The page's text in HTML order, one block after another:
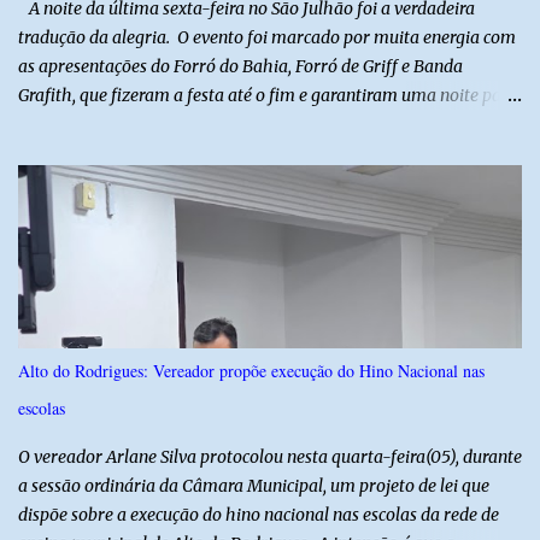
​ A noite da última sexta-feira no São Julhão foi a verdadeira
tradução da alegria. O evento foi marcado por muita energia com
as apresentações do Forró do Bahia, Forró de Griff e Banda
Grafith, que fizeram a festa até o fim e garantiram uma noite para
tradicional Quadrilha das Quengas tomou conta das ruas do Alto
com muita criatividade, alegria e irreverência, levando o público a
acompanhar cada passo desse grande cortejo que já faz parte da
identidade da festa. Entre risos, tradição e muita animação, a
Quadrilha das Quengas mostrou mais uma vez que cultura
popular também é feita de diversão e de um povo que sabe
celebrar suas raízes. ​O sucesso desta edição reforça o compromisso
da administração da Prefeita Dra. Raquel com o resgate e a
valorização das tradições, unindo grandes atrações musicais e
Alto do Rodrigues: Vereador propõe execução do Hino Nacional nas
escolas
O vereador Arlane Silva protocolou nesta quarta-feira(05), durante
a sessão ordinária da Câmara Municipal, um projeto de lei que
dispõe sobre a execução do hino nacional nas escolas da rede de